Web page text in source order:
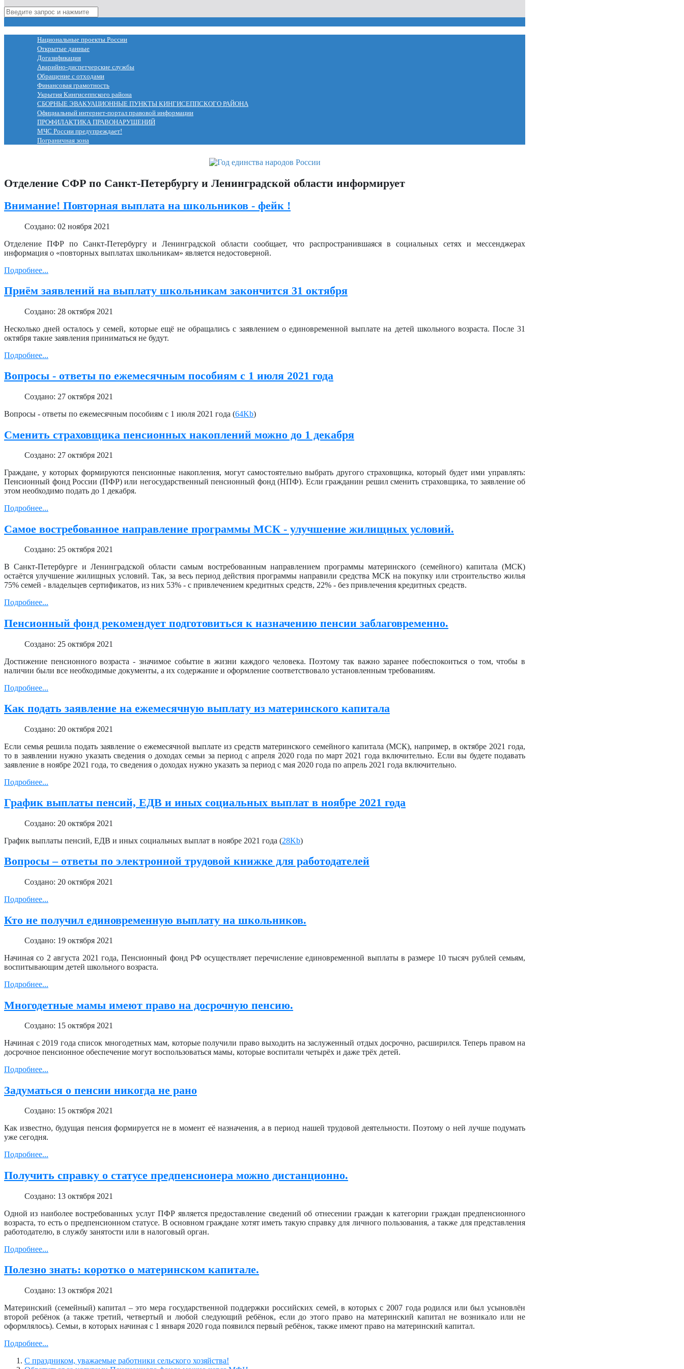
Национальные проекты России
Открытые данные
Догазификация
Аварийно-диспетчерские службы
Обращение с отходами
Финансовая грамотность
Укрытия Кингисеппского района
СБОРНЫЕ ЭВАКУАЦИОННЫЕ ПУНКТЫ КИНГИСЕППСКОГО РАЙОНА
Официальный интернет-портал правовой информации
ПРОФИЛАКТИКА ПРАВОНАРУШЕНИЙ
МЧС России предупреждает!
Пограничная зона
Отделение СФР по Санкт-Петербургу и Ленинградской области информирует
Внимание! Повторная выплата на школьников - фейк !
Создано: 02 ноября 2021
Отделение ПФР по Санкт-Петербургу и Ленинградской области сообщает, что распространившаяся в социальных сетях и мессенджерах
информация о «повторных выплатах школьникам» является недостоверной.
Подробнее...
Приём заявлений на выплату школьникам закончится 31 октября
Создано: 28 октября 2021
Несколько дней осталось у семей, которые ещё не обращались с заявлением о единовременной выплате на детей школьного возраста. После 31
октября такие заявления приниматься не будут.
Подробнее...
Вопросы - ответы по ежемесячным пособиям с 1 июля 2021 года
Создано: 27 октября 2021
Вопросы - ответы по ежемесячным пособиям с 1 июля 2021 года (64Kb)
Сменить страховщика пенсионных накоплений можно до 1 декабря
Создано: 27 октября 2021
Граждане, у которых формируются пенсионные накопления, могут самостоятельно выбрать другого страховщика, который будет ими управлять:
Пенсионный фонд России (ПФР) или негосударственный пенсионный фонд (НПФ). Если гражданин решил сменить страховщика, то заявление об
этом необходимо подать до 1 декабря.
Подробнее...
Самое востребованное направление программы МСК - улучшение жилищных условий.
Создано: 25 октября 2021
В Санкт-Петербурге и Ленинградской области самым востребованным направлением программы материнского (семейного) капитала (МСК)
остаётся улучшение жилищных условий. Так, за весь период действия программы направили средства МСК на покупку или строительство жилья
75% семей - владельцев сертификатов, из них 53% - с привлечением кредитных средств, 22% - без привлечения кредитных средств.
Подробнее...
Пенсионный фонд рекомендует подготовиться к назначению пенсии заблаговременно.
Создано: 25 октября 2021
Достижение пенсионного возраста - значимое событие в жизни каждого человека. Поэтому так важно заранее побеспокоиться о том, чтобы в
наличии были все необходимые документы, а их содержание и оформление соответствовало установленным требованиям.
Подробнее...
Как подать заявление на ежемесячную выплату из материнского капитала
Создано: 20 октября 2021
Если семья решила подать заявление о ежемесячной выплате из средств материнского семейного капитала (МСК), например, в октябре 2021 года,
то в заявлении нужно указать сведения о доходах семьи за период с апреля 2020 года по март 2021 года включительно. Если вы будете подавать
заявление в ноябре 2021 года, то сведения о доходах нужно указать за период с мая 2020 года по апрель 2021 года включительно.
Подробнее...
График выплаты пенсий, ЕДВ и иных социальных выплат в ноябре 2021 года
Создано: 20 октября 2021
График выплаты пенсий, ЕДВ и иных социальных выплат в ноябре 2021 года (28Kb)
Вопросы – ответы по электронной трудовой книжке для работодателей
Создано: 20 октября 2021
Подробнее...
Кто не получил единовременную выплату на школьников.
Создано: 19 октября 2021
Начиная со 2 августа 2021 года, Пенсионный фонд РФ осуществляет перечисление единовременной выплаты в размере 10 тысяч рублей семьям,
воспитывающим детей школьного возраста.
Подробнее...
Многодетные мамы имеют право на досрочную пенсию.
Создано: 15 октября 2021
Начиная с 2019 года список многодетных мам, которые получили право выходить на заслуженный отдых досрочно, расширился. Теперь правом на
досрочное пенсионное обеспечение могут воспользоваться мамы, которые воспитали четырёх и даже трёх детей.
Подробнее...
Задуматься о пенсии никогда не рано
Создано: 15 октября 2021
Как известно, будущая пенсия формируется не в момент её назначения, а в период нашей трудовой деятельности. Поэтому о ней лучше подумать
уже сегодня.
Подробнее...
Получить справку о статусе предпенсионера можно дистанционно.
Создано: 13 октября 2021
Одной из наиболее востребованных услуг ПФР является предоставление сведений об отнесении граждан к категории граждан предпенсионного
возраста, то есть о предпенсионном статусе. В основном граждане хотят иметь такую справку для личного пользования, а также для представления
работодателю, в службу занятости или в налоговый орган.
Подробнее...
Полезно знать: коротко о материнском капитале.
Создано: 13 октября 2021
Материнский (семейный) капитал – это мера государственной поддержки российских семей, в которых с 2007 года родился или был усыновлён
второй ребёнок (а также третий, четвертый и любой следующий ребёнок, если до этого право на материнский капитал не возникало или не
оформлялось). Семьи, в которых начиная с 1 января 2020 года появился первый ребёнок, также имеют право на материнский капитал.
Подробнее...
С праздником, уважаемые работники сельского хозяйства!